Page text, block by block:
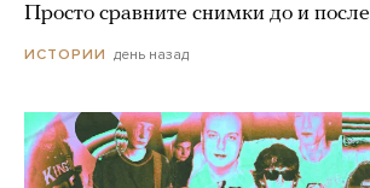
Просто сравните снимки до и после
ИСТОРИИ день назад